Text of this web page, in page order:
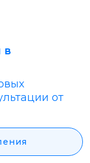
в
от